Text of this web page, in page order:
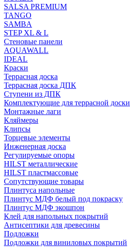
SALSA PREMIUM
TANGO
SAMBA
STEP XL & L
Стеновые панели
AQUAWALL
IDEAL
Краски
Террасная доска
Террасная доска ДПК
Ступени из ДПК
Комплектующие для террасной доски
Монтажные лаги
Кляймеры
Клипсы
Торцевые элементы
Инженерная доска
Регулируемые опоры
HILST металлические
HILST пластмассовые
Сопутствующие товары
Плинтуса напольные
Плинтус МДФ белый под покраску
Плинтус МДФ экошпон
Клей для напольных покрытий
Антисептики для древесины
Подложки
Подложки для виниловых покрытий